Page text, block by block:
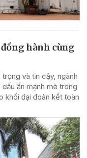
hành cùng
và tin cậy, ngành
ấn mạnh mẽ trong
khối đại đoàn kết toàn